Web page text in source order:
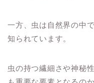
一方、虫は自然界の中
知られています。
虫の持つ繊細さや神秘